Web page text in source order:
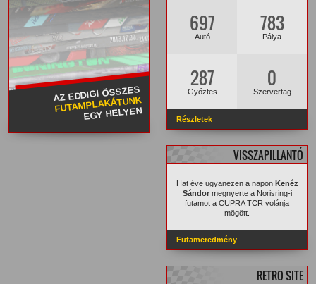
AZ EDDIGI ÖSSZES
FUTAMPLAKÁTUNK
EGY HELYEN
697
Autó
783
Pálya
287
Győztes
0
Szervertag
Részletek
VISSZAPILLANTÓ
Hat éve ugyanezen a napon Kenéz
Sándormegnyerte a Norisring-i
futamot a CUPRA TCR volánja
mögött.
Futameredmény
RETRO SITE